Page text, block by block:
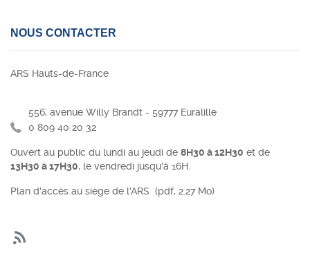
NOUS CONTACTER
ARS Hauts-de-France
556, avenue Willy Brandt - 59777 Euralille
0 809 40 20 32
Ouvert au public du lundi au jeudi de 8H30 à 12H30 et de
13H30 à 17H30, le vendredi jusqu'à 16H.
Plan d'accès au siège de l'ARS (pdf, 2.27 Mo)